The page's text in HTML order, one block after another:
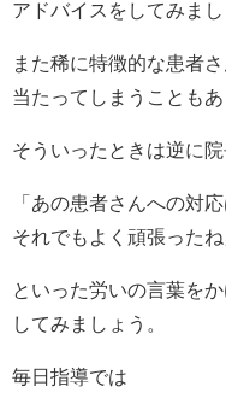
アドバイスをしてみまし
また稀に特徴的な患者さ
当たってしまうこともあ
そういったときは逆に
「あの患者さんへの対応
それでもよく頑張ったね
といった労いの言葉を
してみましょう。
毎日指導では